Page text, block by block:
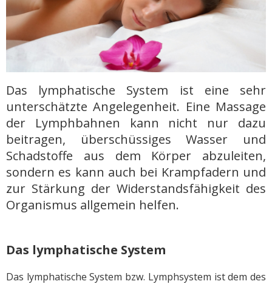
Das lymphatische System ist eine sehr
unterschätzte Angelegenheit. Eine Massage
der Lymphbahnen kann nicht nur dazu
beitragen, überschüssiges Wasser und
Schadstoffe aus dem Körper abzuleiten,
sondern es kann auch bei Krampfadern und
zur Stärkung der Widerstandsfähigkeit des
Organismus allgemein helfen.
Das lymphatische System
Das lymphatische System bzw. Lymphsystem ist dem des